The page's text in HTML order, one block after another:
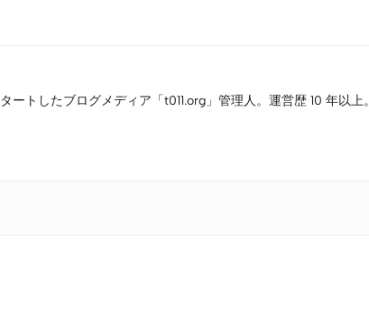
ートしたブログメディア「t011.org」管理人。運営歴 10 年以